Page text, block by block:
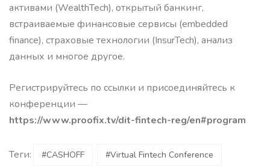
активами (WealthTech), открытый банкинг,
встраиваемые финансовые сервисы (embedded
finance), страховые технологии (InsurTech), анализ
данных и многое другое.
Регистрируйтесь по ссылки и присоединяйтесь к
конференции —
https://www.proofix.tv/dit-fintech-reg/en#program
Теги: #CASHOFF #Virtual Fintech Conference